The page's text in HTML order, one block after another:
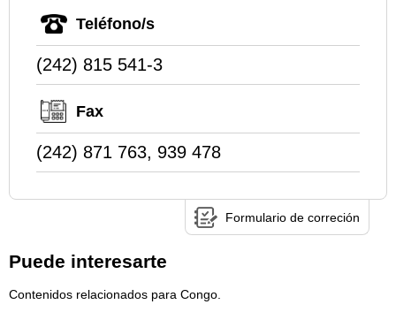
Teléfono/s
(242) 815 541-3
Fax
(242) 871 763, 939 478
Formulario de correción
Puede interesarte
Contenidos relacionados para Congo.